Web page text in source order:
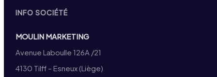
INFO SOCIÉTÉ
MOULIN MARKETING
Avenue Laboulle 126A /21
4130 Tilff – Esneux (Liège)